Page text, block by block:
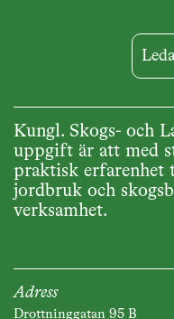
Kungl. Skogs- och
uppgift är att med
praktisk erfarenhet
jordbruk och
verksamhet.
Adress
Drottninggatan 95 B